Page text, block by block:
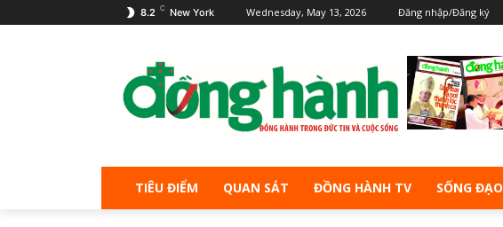
8.2 C New York Wednesday, May 13, 2026 Đăng nhập/Đăng ký
TIÊU ĐIỂM QUAN SÁT ĐỒNG HÀNH TV SỐNG ĐẠO